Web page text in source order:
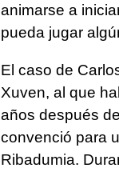
animarse a
pueda jugar
El caso de
Xuven, al que
años después
convenció para
Ribadumia.